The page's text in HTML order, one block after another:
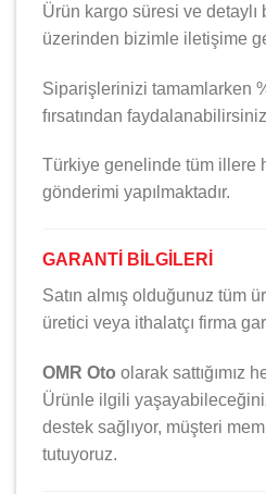
Ürün kargo süresi ve
üzerinden bizimle iletişime
Siparişlerinizi tamamlarken
fırsatından
Türkiye genelinde tüm illere
gönderimi yapılmaktadır.
GARANTİ BİLGİLERİ
Satın almış olduğunuz tüm
üretici veya ithalatçı firma
OMR Oto olarak sattığımız
Ürünle ilgili
destek sağlıyor, müşteri
tutuyoruz.